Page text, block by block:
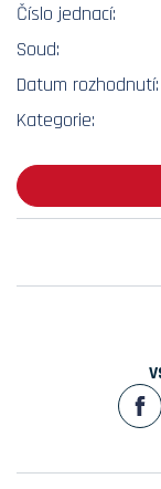
Číslo jednací:
Soud:
Datum rozhodnutí:
Kategorie: